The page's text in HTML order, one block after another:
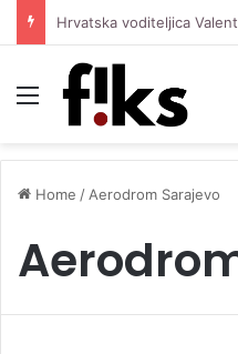
Menu
Home / Aerodrom Sarajevo